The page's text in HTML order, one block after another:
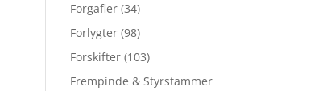
Forgafler (34)
Forlygter (98)
Forskifter (103)
Frempinde & Styrstammer